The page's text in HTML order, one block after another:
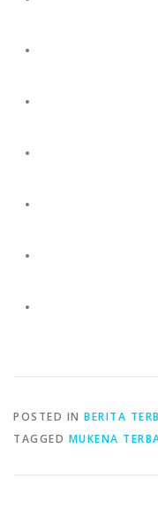
POSTED IN BERITA
TAGGED MUKENA